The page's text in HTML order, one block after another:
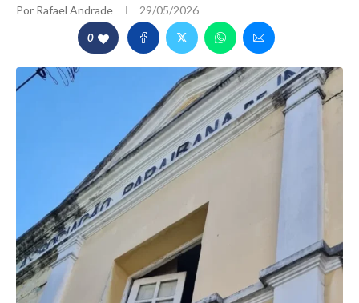
Por Rafael Andrade 29/05/2026
0